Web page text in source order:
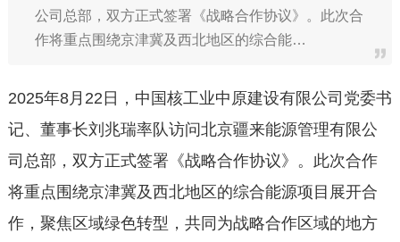
公司总部，双方正式签署《战略合作协议》。此次合
作将重点围绕京津冀及西北地区的综合能…
2025年8月22日，中国核工业中原建设有限公司党委书
记、董事长刘兆瑞率队访问北京疆来能源管理有限公
司总部，双方正式签署《战略合作协议》。此次合作
将重点围绕京津冀及西北地区的综合能源项目展开合
作，聚焦区域绿色转型，共同为战略合作区域的地方